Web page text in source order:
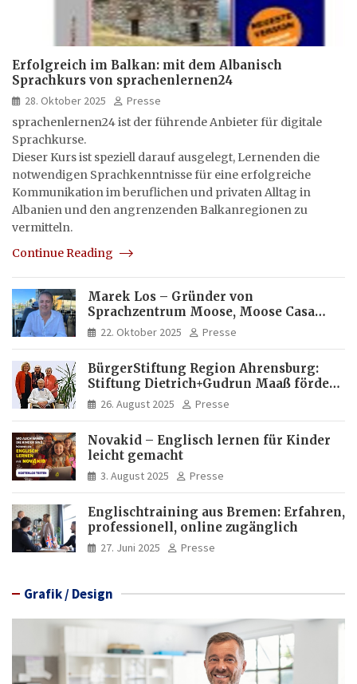
Erfolgreich im Balkan: mit dem Albanisch
Sprachkurs von sprachenlernen24
28. Oktober 2025
Presse
sprachenlernen24 ist der führende Anbieter für digitale
Sprachkurse.
Dieser Kurs ist speziell darauf ausgelegt, Lernenden die
notwendigen Sprachkenntnisse für eine erfolgreiche
Kommunikation im beruflichen und privaten Alltag in
Albanien und den angrenzenden Balkanregionen zu
vermitteln.
Continue Reading
Marek Los – Gründer von
Sprachzentrum Moose, Moose Casa
Italia und Apartamento Brasil |
Internationaler Experte für Bildung
22. Oktober 2025 Presse
BürgerStiftung Region Ahrensburg:
Stiftung Dietrich+Gudrun Maaß fördert
Deutschkenntnisse von Frauen
26. August 2025 Presse
Novakid – Englisch lernen für Kinder
leicht gemacht
3. August 2025 Presse
Englischtraining aus Bremen: Erfahren,
professionell, online zugänglich
27. Juni 2025 Presse
Grafik / Design